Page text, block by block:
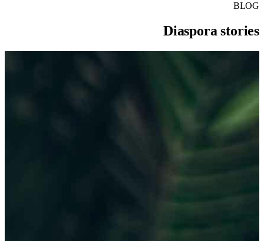
BLOG
Diaspora stories